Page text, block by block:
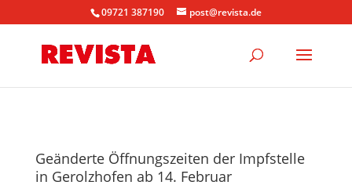
09721 387190 post@revista.de
Geänderte Öffnungszeiten der Impfstelle
in Gerolzhofen ab 14. Februar